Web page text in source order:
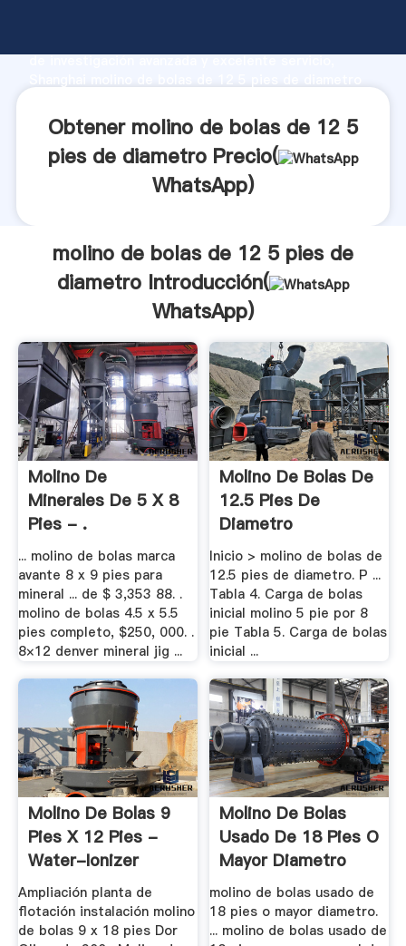
de investigación avanzada y excelente servicio,
clientes.
Obtener molino de bolas de 12 5
pies de diametro Precio(
WhatsApp)
molino de bolas de 12 5 pies de
diametro Introducción(
WhatsApp)
Molino De
Minerales De 5 X 8
Pies - .
... molino de bolas marca
avante 8 x 9 pies para
mineral ... de $ 3,353 88. .
molino de bolas 4.5 x 5.5
pies completo, $250, 000. .
8×12 denver mineral jig ...
Molino De Bolas De
12.5 Pies De
Diametro
Inicio > molino de bolas de
12.5 pies de diametro. P ...
Tabla 4. Carga de bolas
inicial molino 5 pie por 8
pie Tabla 5. Carga de bolas
inicial ...
Molino De Bolas 9
Pies X 12 Pies -
Water-Ionizer
Ampliación planta de
flotación instalación molino
de bolas 9 x 18 pies Dor
Molino De Bolas
Usado De 18 Pies O
Mayor Diametro
molino de bolas usado de
18 pies o mayor diametro.
... molino de bolas usado de